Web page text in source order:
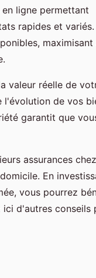
ligne permettant
rapides et variés.
maximisant
valeur réelle de
l'évolution de vos
garantit que
assurances
En
vous pourrez
d'autres conseils